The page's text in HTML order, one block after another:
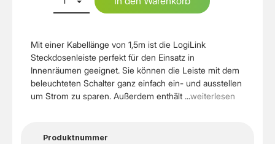
Mit einer Kabellänge von 1,5m ist die LogiLink
Steckdosenleiste perfekt für den Einsatz in
Innenräumen geeignet. Sie können die Leiste mit dem
beleuchteten Schalter ganz einfach ein- und ausstellen
um Strom zu sparen. Außerdem enthält ...weiterlesen
Produktnummer